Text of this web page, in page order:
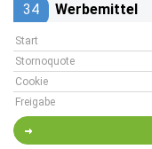
34 Werbemittel
Start
Stornoquote
Cookie
Freigabe